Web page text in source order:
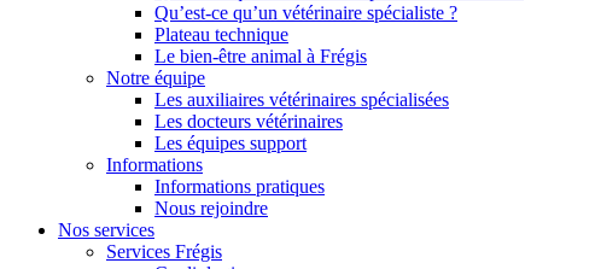
Qu’est-ce qu’un vétérinaire spécialiste ?
Plateau technique
Le bien-être animal à Frégis
Notre équipe
Les auxiliaires vétérinaires spécialisées
Les docteurs vétérinaires
Les équipes support
Informations
Informations pratiques
Nous rejoindre
Nos services
Services Frégis